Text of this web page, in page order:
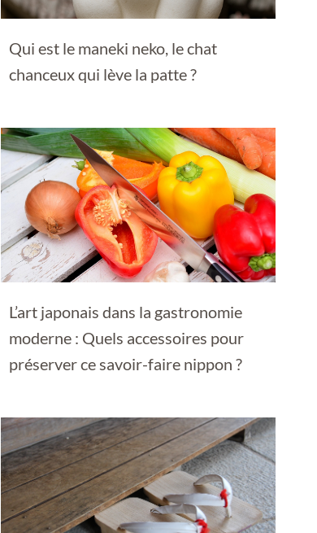
Qui est le maneki neko, le chat
chanceux qui lève la patte ?
L’art japonais dans la gastronomie
moderne : Quels accessoires pour
préserver ce savoir-faire nippon ?